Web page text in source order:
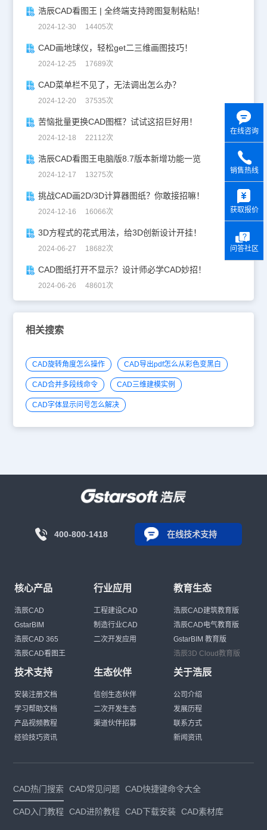
浩辰CAD看图王 | 全终端支持跨图复制粘贴！
2024-12-30 14405次
CAD画地球仪，轻松get二三维画图技巧！
2024-12-25 17689次
CAD菜单栏不见了，无法调出怎么办？
2024-12-20 37535次
苦恼批量更换CAD图框？试试这招巨好用！
2024-12-18 22112次
浩辰CAD看图王电脑版8.7版本新增功能一览
2024-12-17 13275次
挑战CAD画2D/3D计算器图纸？你敢接招嘛！
2024-12-16 16066次
3D方程式的花式用法，给3D创新设计开挂！
2024-06-27 18682次
CAD图纸打开不显示？设计师必学CAD妙招！
2024-06-26 48601次
相关搜索
CAD旋转角度怎么操作 CAD导出pdf怎么从彩色变黑白
CAD合并多段线命令 CAD三维建模实例
CAD字体显示问号怎么解决
400-800-1418 在线技术支持
核心产品
浩辰CAD
GstarBIM
浩辰CAD 365
浩辰CAD看图王
行业应用
工程建设CAD
制造行业CAD
二次开发应用
教育生态
浩辰CAD建筑教育版
浩辰CAD电气教育版
GstarBIM 教育版
浩辰3D Cloud教育版
技术支持
安装注册文档
学习帮助文档
产品视频教程
经验技巧资讯
生态伙伴
信创生态伙伴
二次开发生态
渠道伙伴招募
关于浩辰
公司介绍
发展历程
联系方式
新闻资讯
CAD热门搜索 CAD常见问题 CAD快捷键命令大全
CAD入门教程 CAD进阶教程 CAD下载安装 CAD素材库
在线咨询
销售热线
获取报价
问答社区